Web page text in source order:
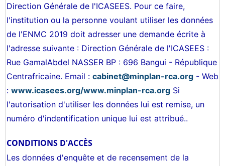
Direction Générale de l'ICASEES. Pour ce faire,
l'institution ou la personne voulant utiliser les données
de l'ENMC 2019 doit adresser une demande écrite à
l'adresse suivante : Direction Générale de l'ICASEES :
Rue GamalAbdel NASSER BP : 696 Bangui - République
Centrafricaine. Email :cabinet@minplan-rca.org - Web
:www.icasees.org/www.minplan-rca.org Si
l'autorisation d'utiliser les données lui est remise, un
numéro d'indentification unique lui est attribué..
CONDITIONS D'ACCÈS
Les données d'enquête et de recensement de la